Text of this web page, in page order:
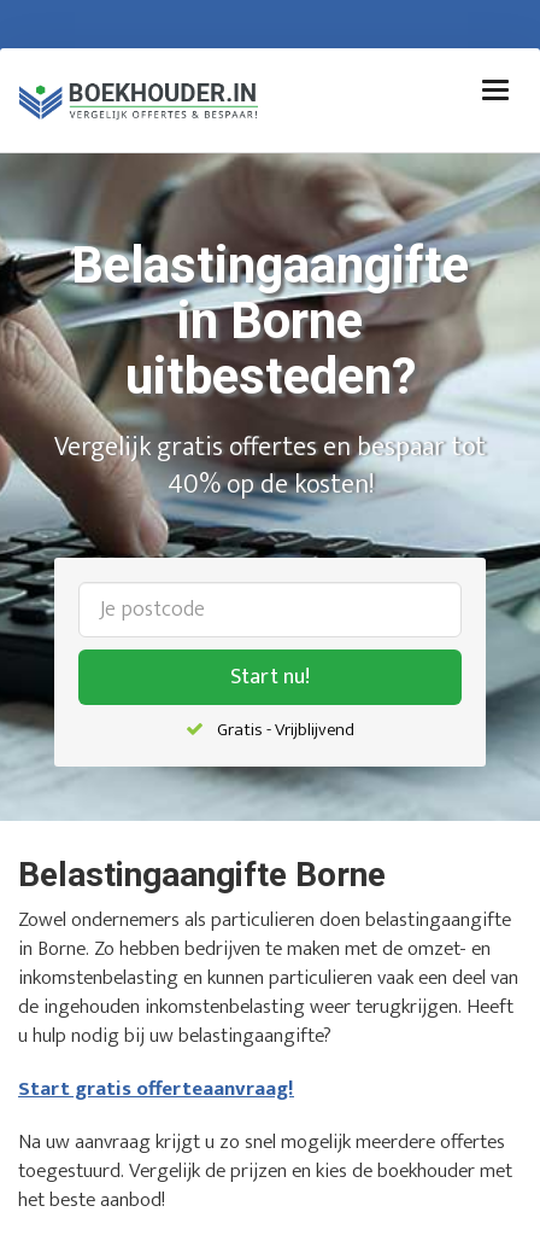
Belastingaangifte
in Borne
uitbesteden?
Vergelijk gratis offertes en bespaar tot
40% op de kosten!
Start nu!
Gratis - Vrijblijvend
Belastingaangifte Borne
Zowel ondernemers als particulieren doen belastingaangifte
in Borne. Zo hebben bedrijven te maken met de omzet- en
inkomstenbelasting en kunnen particulieren vaak een deel van
de ingehouden inkomstenbelasting weer terugkrijgen. Heeft
u hulp nodig bij uw belastingaangifte?
Start gratis offerteaanvraag!
Na uw aanvraag krijgt u zo snel mogelijk meerdere offertes
toegestuurd. Vergelijk de prijzen en kies de boekhouder met
het beste aanbod!